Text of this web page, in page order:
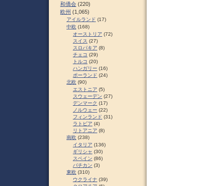
和僑会 (220)
欧州 (1,065)
アイルランド (17)
中欧 (168)
オーストリア (72)
スイス (27)
スロパキア (8)
チェコ (29)
トルコ (20)
ハンガリー (16)
ポーランド (24)
北欧 (90)
エストニア (5)
スウェーデン (27)
デンマーク (17)
ノルウェー (22)
フィンランド (31)
ラトビア (4)
リトアニア (8)
南欧 (238)
イタリア (136)
ギリシャ (30)
スペイン (86)
バチカン (3)
東欧 (310)
ウクライナ (39)